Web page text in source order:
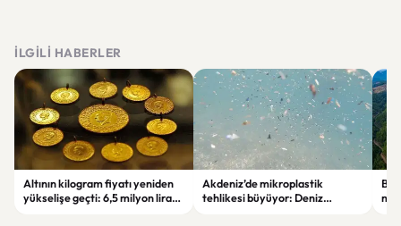
İLGILI HABERLER
Altının kilogram fiyatı yeniden
yükselişe geçti: 6,5 milyon lirayı
Akdeniz’de mikroplastik
tehlikesi büyüyor: Deniz